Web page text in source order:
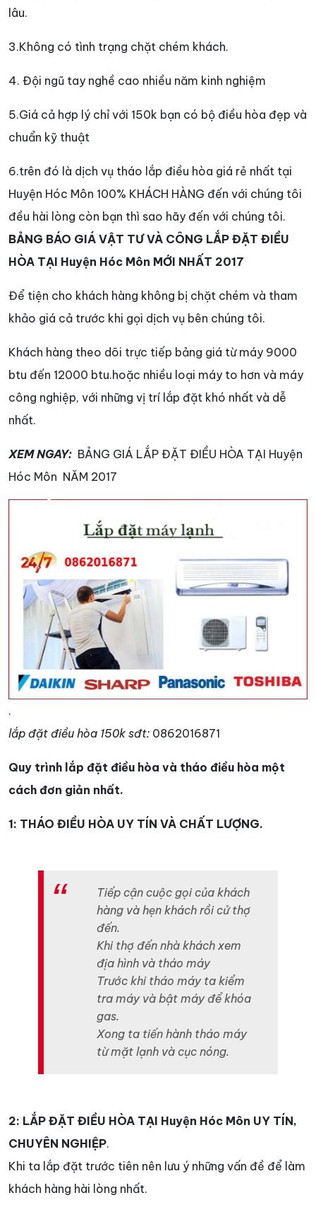
lâu.
3.Không có tình trạng chặt chém khách.
4. Đội ngũ tay nghề cao nhiều năm kinh nghiệm
5.Giá cả hợp lý chỉ với 150k bạn có bộ điều hòa đẹp và
chuẩn kỹ thuật
6.trên đó là dịch vụ tháo lắp điều hòa giá rẻ nhất tại
Huyện Hóc Môn 100% KHÁCH HÀNG đến với chúng tôi
đều hài lòng còn bạn thì sao hãy đến với chúng tôi.
BẢNG BÁO GIÁ VẬT TƯ VÀ CÔNG LẮP ĐẶT ĐIỀU
HÒA TẠI Huyện Hóc Môn MỚI NHẤT 2017
Để tiện cho khách hàng không bị chặt chém và tham
khảo giá cả trước khi gọi dịch vụ bên chúng tôi.
Khách hàng theo dõi trực tiếp bảng giá từ máy 9000
btu đến 12000 btu.hoặc nhiều loại máy to hơn và máy
công nghiệp, với những vị trí lắp đặt khó nhất và dễ
nhất.
XEM NGAY: BẢNG GIÁ LẮP ĐẶT ĐIỀU HÒA TẠI Huyện
Hóc Môn NĂM 2017
.
lắp đặt điều hòa 150k sđt: 0862016871
Quy trình lắp đặt điều hòa và tháo điều hòa một
cách đơn giản nhất.
1: THÁO ĐIỀU HÒA UY TÍN VÀ CHẤT LƯỢNG.
Tiếp cận cuộc gọi của khách
hàng và hẹn khách rồi cử thợ
đến.
Khi thợ đến nhà khách xem
địa hình và tháo máy
Trước khi tháo máy ta kiểm
tra máy và bật máy để khóa
gas.
Xong ta tiến hành tháo máy
từ mặt lạnh và cục nóng.
2: LẮP ĐẶT ĐIỀU HÒA TẠI Huyện Hóc Môn UY TÍN,
CHUYÊN NGHIỆP.
Khi ta lắp đặt trước tiên nên lưu ý những vấn đề để làm
khách hàng hài lòng nhất.